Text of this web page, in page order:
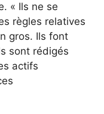
« Ils ne se
règles relatives
gros. Ils font
sont rédigés
actifs